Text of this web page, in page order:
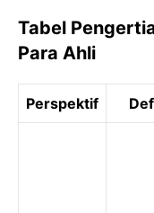
Tabel
Para Ahli
Perspektif